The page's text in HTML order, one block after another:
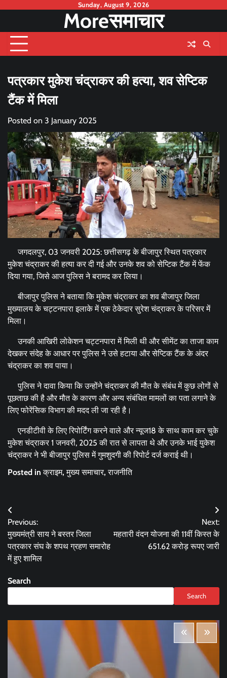
content
Sunday, August 9, 2026
Moreसमाचार
पत्रकार मुकेश चंद्राकर की हत्या, शव सेप्टिक
टैंक में मिला
Posted on 3 January 2025
जगदलपुर, 03 जनवरी 2025: छत्तीसगढ़ के बीजापुर स्थित पत्रकार
मुकेश चंद्राकर की हत्या कर दी गई और उनके शव को सेप्टिक टैंक में फेंक
दिया गया, जिसे आज पुलिस ने बरामद कर लिया।
बीजापुर पुलिस ने बताया कि मुकेश चंद्राकर का शव बीजापुर जिला
मुख्यालय के चट्टनपारा इलाके में एक ठेकेदार सुरेश चंद्राकर के परिसर में
मिला।
उनकी आखिरी लोकेशन चट्टनपारा में मिली थी और सीमेंट का ताजा काम
देखकर संदेह के आधार पर पुलिस ने उसे हटाया और सेप्टिक टैंक के अंदर
चंद्राकर का शव पाया।
पुलिस ने दावा किया कि उन्होंने चंद्राकर की मौत के संबंध में कुछ लोगों से
पूछताछ की है और मौत के कारण और अन्य संबंधित मामलों का पता लगाने के
लिए फोरेंसिक विभाग की मदद ली जा रही है।
एनडीटीवी के लिए रिपोर्टिंग करने वाले और न्यूज18 के साथ काम कर चुके
मुकेश चंद्राकर 1 जनवरी, 2025 की रात से लापता थे और उनके भाई युकेश
चंद्राकर ने भी बीजापुर पुलिस में गुमशुदगी की रिपोर्ट दर्ज कराई थी।
Posted inक्राइम,मुख्य समाचार,राजनीति
Post
navigation
Previous:
मुख्यमंत्री साय ने बस्तर जिला
पत्रकार संघ के शपथ ग्रहण समारोह
में हुए शामिल
Next:
महतारी वंदन योजना की 11वीं किस्त के
651.62 करोड़ रूपए जारी
Search
Search